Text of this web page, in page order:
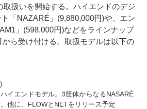
取扱いを開始する。ハイエンドのデジ
「NAZARÉ」(9,880,000円)や、エン
」(598,000円)などをラインナップ
から受け付ける。取扱モデルは以下の
イエンドモデル。3筐体からなるNASARÉ
他に、FLOWとNETをリリース予定